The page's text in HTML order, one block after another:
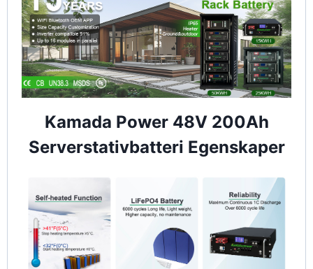
Kamada Power 48V 200Ah
Serverstativbatteri Egenskaper